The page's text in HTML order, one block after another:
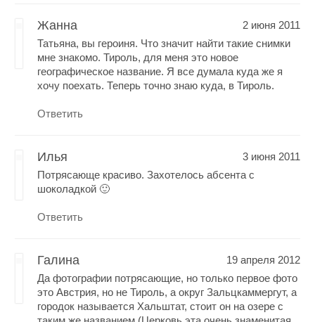
Жанна
2 июня 2011
Татьяна, вы героиня. Что значит найти такие снимки
мне знакомо. Тироль, для меня это новое
географическое название. Я все думала куда же я
хочу поехать. Теперь точно знаю куда, в Тироль.
Ответить
Илья
3 июня 2011
Потрясающе красиво. Захотелось абсента с
шоколадкой 🙂
Ответить
Галина
19 апреля 2012
Да фотографии потрясающие, но только первое фото
это Австрия, но не Тироль, а округ Зальцкаммергут, а
городок называется Хальштат, стоит он на озере с